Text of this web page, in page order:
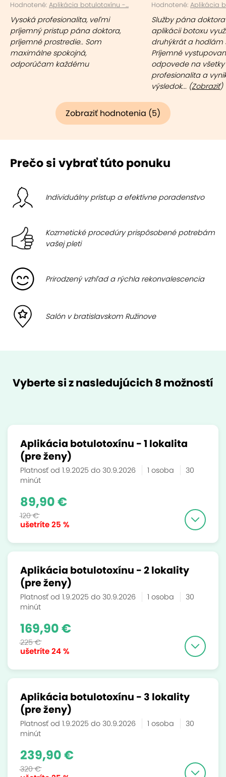
Hodnotené: Aplikácia botulotoxínu -...
Vysoká profesionalita, veľmi
príjemný pristup pána doktora,
príjemné prostredie.. Som
maximálne spokojná,
odporúčam každému
Hodnotené: Aplikácia
Služby pána
aplikácii botoxu
druhýkrát a hodlám
Príjemné
odpovede na všetky
profesionalita a
výsledok... (Zobraziť)
Zobraziť hodnotenia (5)
Prečo si vybrať túto ponuku
Individuálny prístup a efektívne poradenstvo
Kozmetické procedúry prispôsobené potrebám
vašej pleti
Prirodzený vzhľad a rýchla rekonvalescencia
Salón v bratislavskom Ružinove
Vyberte si z nasledujúcich 8 možností
Aplikácia botulotoxínu - 1 lokalita
(pre ženy)
Platnosť od 1.9.2025 do 30.9.2026 1 osoba
30
minút
ušetríte25 %
89,90 €
120 €
Aplikácia botulotoxínu - 2 lokality
(pre ženy)
Platnosť od 1.9.2025 do 30.9.2026 1 osoba
30
minút
ušetríte24 %
169,90 €
225 €
Aplikácia botulotoxínu - 3 lokality
(pre ženy)
Platnosť od 1.9.2025 do 30.9.2026 1 osoba
30
minút
239,90 €
320 €